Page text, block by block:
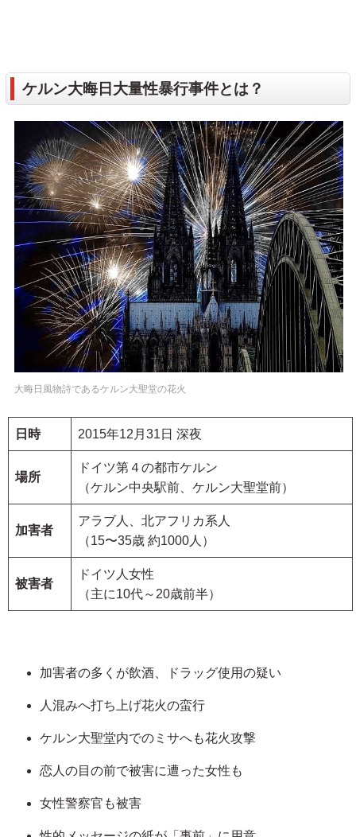
ケルン大晦日大量性暴行事件とは？
大晦日風物詩であるケルン大聖堂の花火
日時 2015年12月31日 深夜
場所
ドイツ第４の都市ケルン
（ケルン中央駅前、ケルン大聖堂前）
加害者
アラブ人、北アフリカ系人
（15〜35歳 約1000人）
被害者
ドイツ人女性
（主に10代～20歳前半）
加害者の多くが飲酒、ドラッグ使用の疑い
人混みへ打ち上げ花火の蛮行
ケルン大聖堂内でのミサへも花火攻撃
恋人の目の前で被害に遭った女性も
女性警察官も被害